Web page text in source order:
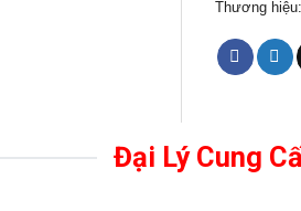
Thương hiệu:
Đại Lý Cung